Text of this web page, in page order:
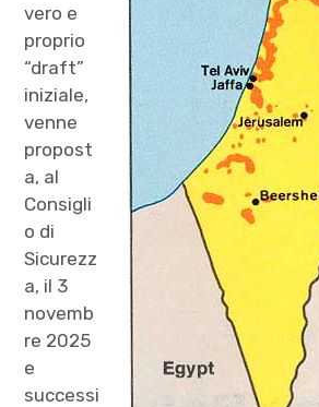
vero e
proprio
“draft”
iniziale,
venne
propost
a, al
Consigli
o di
Sicurezz
a, il 3
novemb
re 2025
e
successi